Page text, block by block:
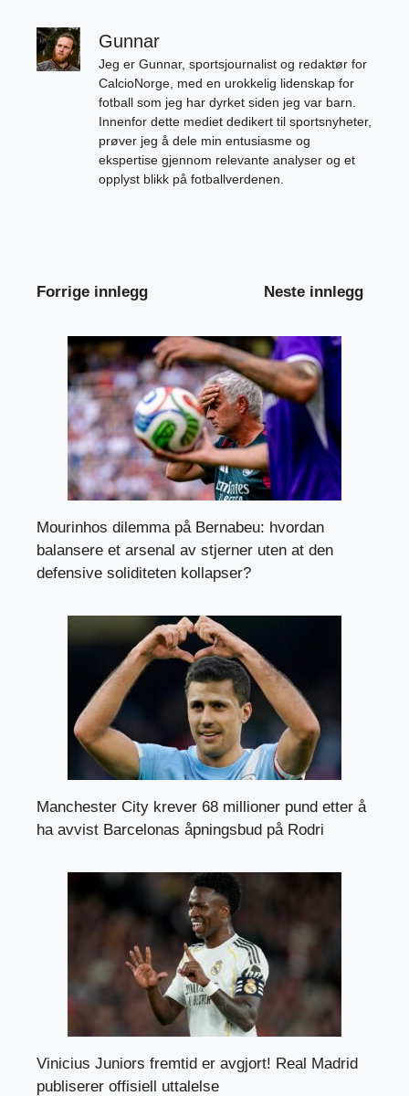
Gunnar
Jeg er Gunnar, sportsjournalist og redaktør for
CalcioNorge, med en urokkelig lidenskap for
fotball som jeg har dyrket siden jeg var barn.
Innenfor dette mediet dedikert til sportsnyheter,
prøver jeg å dele min entusiasme og
ekspertise gjennom relevante analyser og et
opplyst blikk på fotballverdenen.
Forrige innlegg Neste innlegg
Mourinhos dilemma på Bernabeu: hvordan
balansere et arsenal av stjerner uten at den
defensive soliditeten kollapser?
Manchester City krever 68 millioner pund etter å
ha avvist Barcelonas åpningsbud på Rodri
Vinicius Juniors fremtid er avgjort! Real Madrid
publiserer offisiell uttalelse